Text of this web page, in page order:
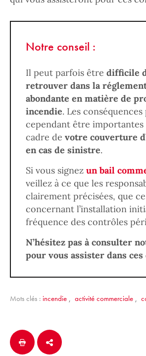
Notre conseil :
Il peut parfois être difficile
retrouver dans la
abondante en matière de
incendie. Les
cependant être importantes
cadre de votre couverture
en cas de sinistre.
Si vous signez un bail
veillez à ce que les
clairement précisées, que
concernant l’installation
fréquence des contrôles
N’hésitez pas à consulter
pour vous assister dans ces
Mots clés : incendie , activité commerciale ,